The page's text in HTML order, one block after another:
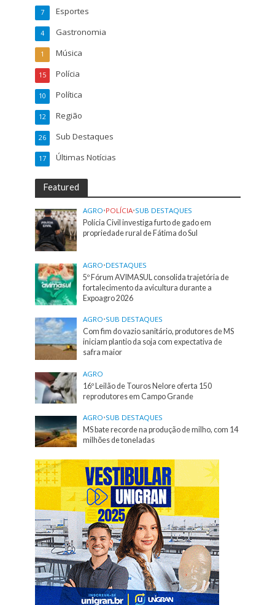
Esportes
7
Gastronomia
4
Música
1
Polícia
15
Política
10
Região
12
Sub Destaques
26
Últimas Notícias
17
Featured
AGRO•POLÍCIA•SUB DESTAQUES
Polícia Civil investiga furto de gado em
propriedade rural de Fátima do Sul
AGRO•DESTAQUES
5º Fórum AVIMASUL consolida trajetória de
fortalecimento da avicultura durante a
Expoagro 2026
AGRO•SUB DESTAQUES
Com fim do vazio sanitário, produtores de MS
iniciam plantio da soja com expectativa de
safra maior
AGRO
16º Leilão de Touros Nelore oferta 150
reprodutores em Campo Grande
AGRO•SUB DESTAQUES
MS bate recorde na produção de milho, com 14
milhões de toneladas